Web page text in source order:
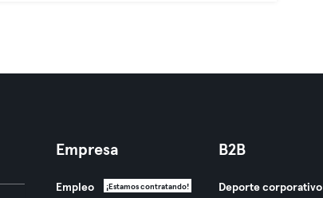
Empresa
Empleo ¡Estamos contratando!
B2B
Deporte corporativo